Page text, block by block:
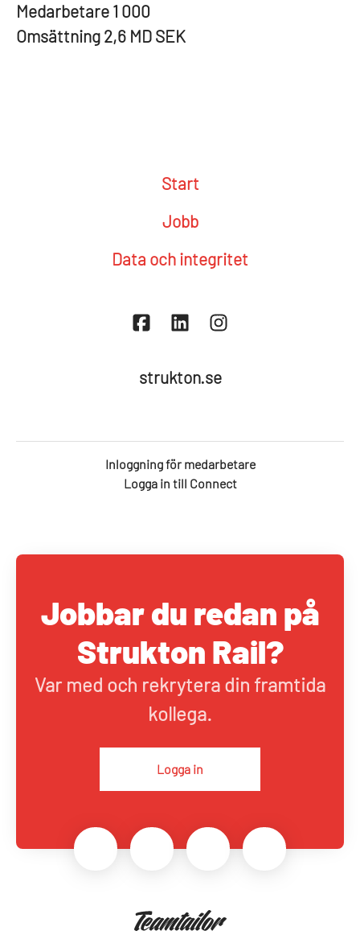
Medarbetare 1 000
Omsättning 2,6 MD SEK
Start
Jobb
Data och integritet
strukton.se
Inloggning för medarbetare
Logga in till Connect
Jobbar du redan på
Strukton Rail?
Var med och rekrytera din framtida
kollega.
Logga in